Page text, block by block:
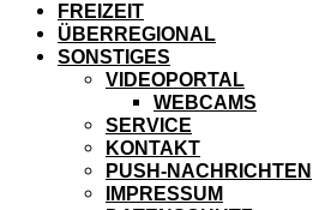
FREIZEIT
ÜBERREGIONAL
SONSTIGES
VIDEOPORTAL
WEBCAMS
SERVICE
KONTAKT
PUSH-NACHRICHTEN
IMPRESSUM